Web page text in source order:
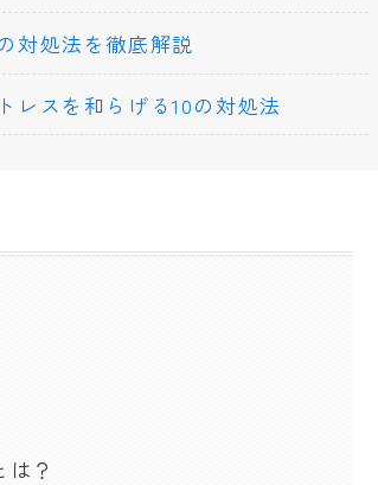
対処法を徹底解説
レスを和らげる10の対処法
？